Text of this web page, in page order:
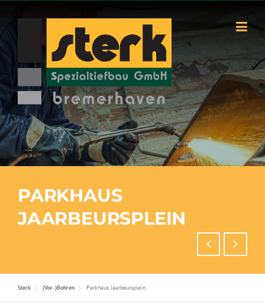
PARKHAUS
JAARBEURSPLEIN
Sterk (Vor-)Bohren Parkhaus Jaarbeursplein